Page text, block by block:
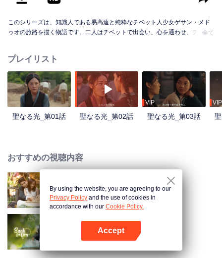
このシリーズは、知識人である易高遠と純粋なチベット人少女ゲサン・メド
ゥオの旅路を描く物語です。二人はチベットで出会い、心を通わせ、チベッ
校の創設と発展を描きます。平和解放がチベットとその人々ににもたらした
大きな変化を浮き彫りにし、新チベットの困難ながらも揺るぎない発展の道
のりを描いています。
全て
プレイリスト
聖なる光_第01話 聖なる光_第02話
VIP
聖なる光_第03話
VIP
おすすめの視聴内容
Taking Love as a Contract
時間に逆らって来る君
By using the website, you are agreeing to our
Privacy Policy and the use of cookies in
accordance with our Cookie Policy.
Accept